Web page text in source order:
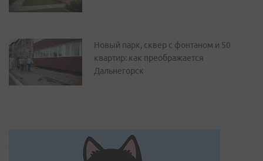
Новый парк, сквер с фонтаном и 50
квартир: как преображается
Дальнегорск